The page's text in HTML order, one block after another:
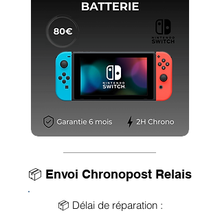
📦 Envoi Chronopost Relais
📦 Délai de réparation :